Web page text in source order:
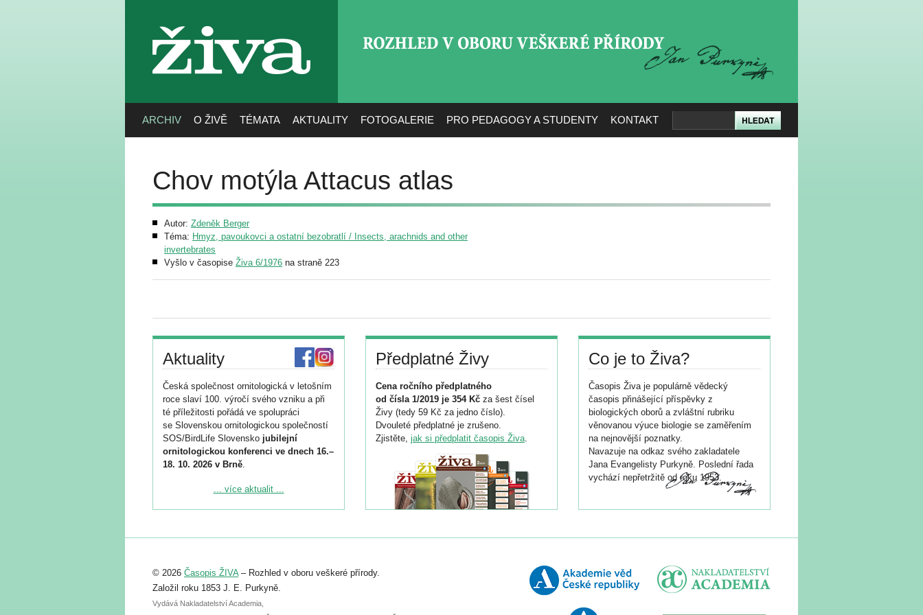
živa
ARCHIV O ŽIVĚ TÉMATA AKTUALITY FOTOGALERIE PRO PEDAGOGY A STUDENTY KONTAKT
Chov motýla Attacus atlas
Autor: Zdeněk Berger
Téma: Hmyz, pavoukovci a ostatní bezobratlí / Insects, arachnids and other
invertebrates
Vyšlo v časopise Živa 6/1976 na straně 223
Aktuality
Česká společnost ornitologická v letošním
roce slaví 100. výročí svého vzniku a při
té příležitosti pořádá ve spolupráci
se Slovenskou ornitologickou společností
SOS/BirdLife Slovensko jubilejní
ornitologickou konferenci ve dnech 16.–
18. 10. 2026 v Brně.
Podrobnější informace ke konferenci
Registrovat se můžete do 6. září.
abstraktu přihlášené přednášky nebo
posteru je už 30. června.
... více aktualit ...
Předplatné Živy
Cena ročního předplatného
od čísla 1/2019 je 354 Kč za šest čísel
Živy (tedy 59 Kč za jedno číslo).
Dvouleté předplatné je zrušeno.
Zjistěte, jak si předplatit časopis Živa.
Co je to Živa?
Časopis Živa je populárně vědecký
časopis přinášející příspěvky z
biologických oborů a zvláštní rubriku
věnovanou výuce biologie se zaměřením
na nejnovější poznatky.
Navazuje na odkaz svého zakladatele
Jana Evangelisty Purkyně. Poslední řada
vychází nepřetržitě od roku 1953.
© 2026 Časopis ŽIVA– Rozhled v oboru veškeré přírody.
Založil roku 1853 J. E. Purkyně.
Vydává Nakladatelství Academia,